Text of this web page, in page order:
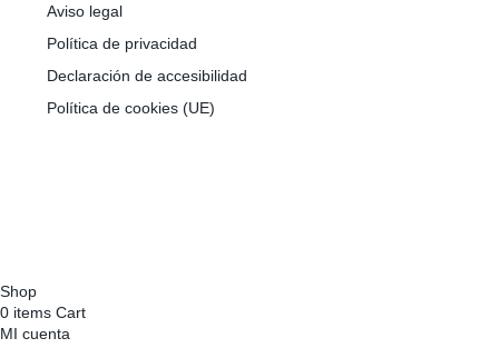
Aviso legal
Política de privacidad
Declaración de accesibilidad
Política de cookies (UE)
Shop
0 items Cart
MI cuenta